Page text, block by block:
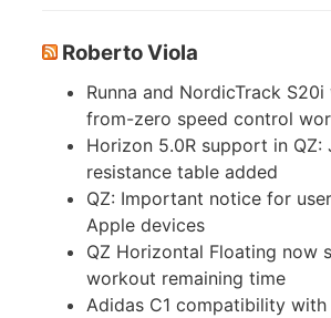
Roberto Viola
Runna and NordicTrack
from-zero speed control
Horizon 5.0R support in QZ:
resistance table added
QZ: Important notice for
Apple devices
QZ Horizontal Floating now
workout remaining time
Adidas C1 compatibility with